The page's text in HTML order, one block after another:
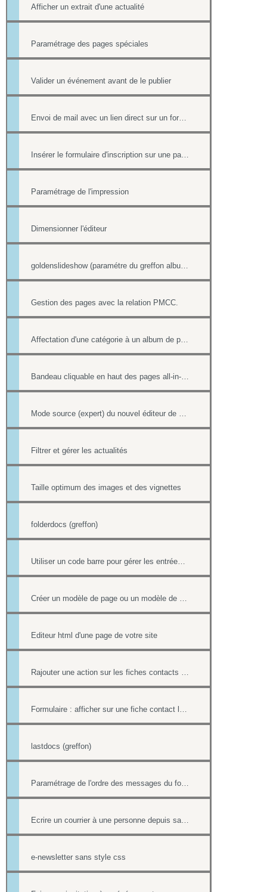
Afficher un extrait d'une actualité
Paramétrage des pages spéciales
Valider un événement avant de le publier
Envoi de mail avec un lien direct sur un formulaire, pré-rempli avec les informations du contact
Insérer le formulaire d'inscription sur une page
Paramétrage de l'impression
Dimensionner l'éditeur
goldenslideshow (paramétre du greffon album)
Gestion des pages avec la relation PMCC.
Affectation d'une catégorie à un album de photos
Bandeau cliquable en haut des pages all-in-web
Mode source (expert) du nouvel éditeur de page html
Filtrer et gérer les actualités
Taille optimum des images et des vignettes
folderdocs (greffon)
Utiliser un code barre pour gérer les entrées à ses événements
Créer un modèle de page ou un modèle de mailing
Editeur html d'une page de votre site
Rajouter une action sur les fiches contacts de chacun des destinataires d'un mailing
Formulaire : afficher sur une fiche contact le lien ou le contenu d'un formulaire
lastdocs (greffon)
Paramétrage de l'ordre des messages du forum
Ecrire un courrier à une personne depuis sa fiche contact
e-newsletter sans style css